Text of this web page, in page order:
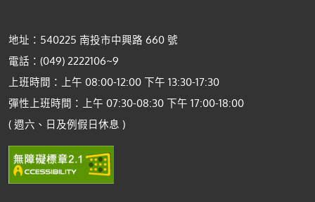
地址：540225 南投市中興路 660 號
電話：(049) 2222106~9
上班時間：上午 08:00-12:00 下午 13:30-17:30
彈性上班時間：上午 07:30-08:30 下午 17:00-18:00
( 週六、日及例假日休息 )